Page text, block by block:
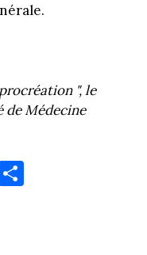
", le
de Médecine
m
Pa